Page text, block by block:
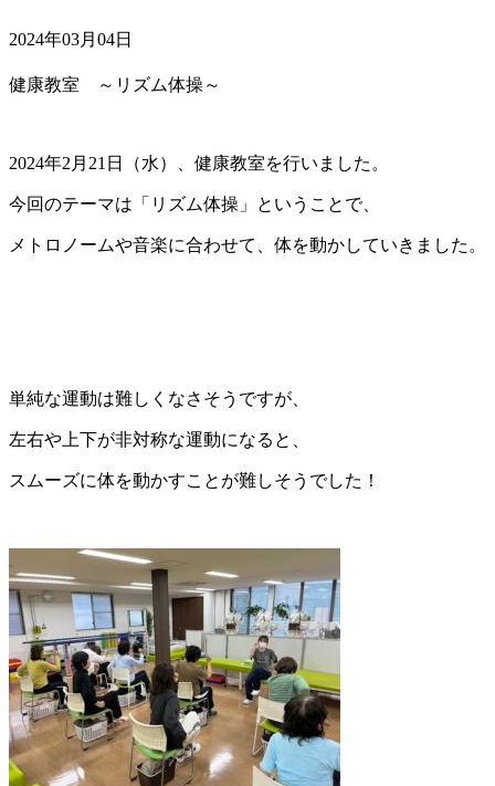
2024年03月04日
健康教室 ～リズム体操～
2024年2月21日（水）、健康教室を行いました。
今回のテーマは「リズム体操」ということで、
メトロノームや音楽に合わせて、体を動かしていきました。
単純な運動は難しくなさそうですが、
左右や上下が非対称な運動になると、
スムーズに体を動かすことが難しそうでした！